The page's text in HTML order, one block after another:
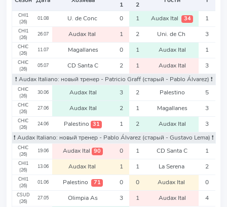
1
2
CHI1
(26)
01.08 U. de Conc 0 1 Audax Ital 34 1
CHI1
(26)
26.07 Audax Ital 1 2 Uni. de Ch 3
CHIC
(26)
11.07 Magallanes 0 1 Audax Ital 1
CHIC
(26)
05.07 CD Santa C 2 1 Audax Ital
3
❗️ Audax Italiano: новый тренер - Patricio Graff (старый - Pablo Álvarez) ❗️
CHIC
(26)
30.06 Audax Ital 3 2 Palestino 5
CHIC
(26)
27.06 Audax Ital 2 1 Magallanes 3
CHIC
(26)
24.06 Palestino 31 1 2 Audax Ital
3
❗️ Audax Italiano: новый тренер - Pablo Álvarez (старый - Gustavo Lema) ❗️
CHIC
(26)
19.06 Audax Ital 90 0 1 CD Santa C 1
CHI1
(26)
13.06 Audax Ital 1 1 La Serena 2
CHI1
(26)
01.06 Palestino 71 0 0 Audax Ital 0
CSUD
(26)
27.05 Olimpia As 3 1 Audax Ital 4